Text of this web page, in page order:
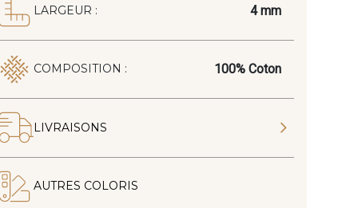
LARGEUR : 4 mm
COMPOSITION : 100% Coton
LIVRAISONS
AUTRES COLORIS